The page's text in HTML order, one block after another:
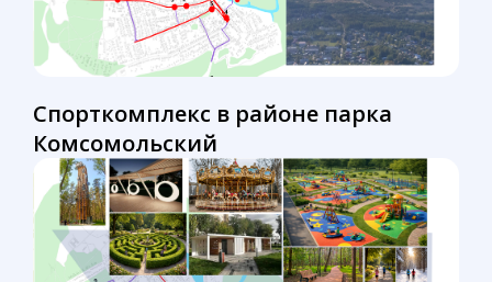
Спорткомплекс в районе парка
Комсомольский